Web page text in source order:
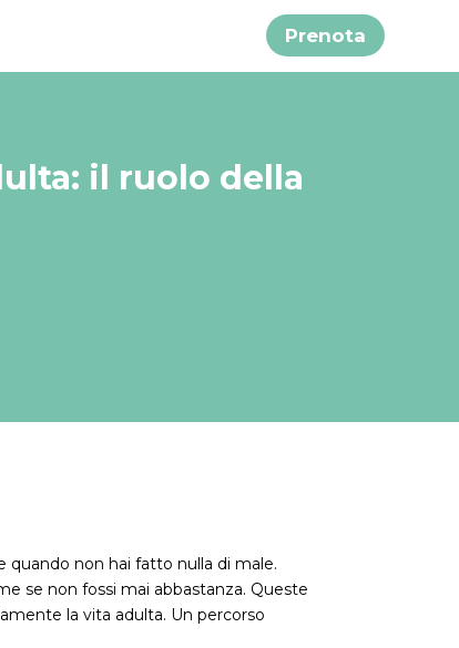
Prenota
il ruolo della
quando non hai fatto nulla di male.
se non fossi mai abbastanza. Queste
la vita adulta. Un percorso